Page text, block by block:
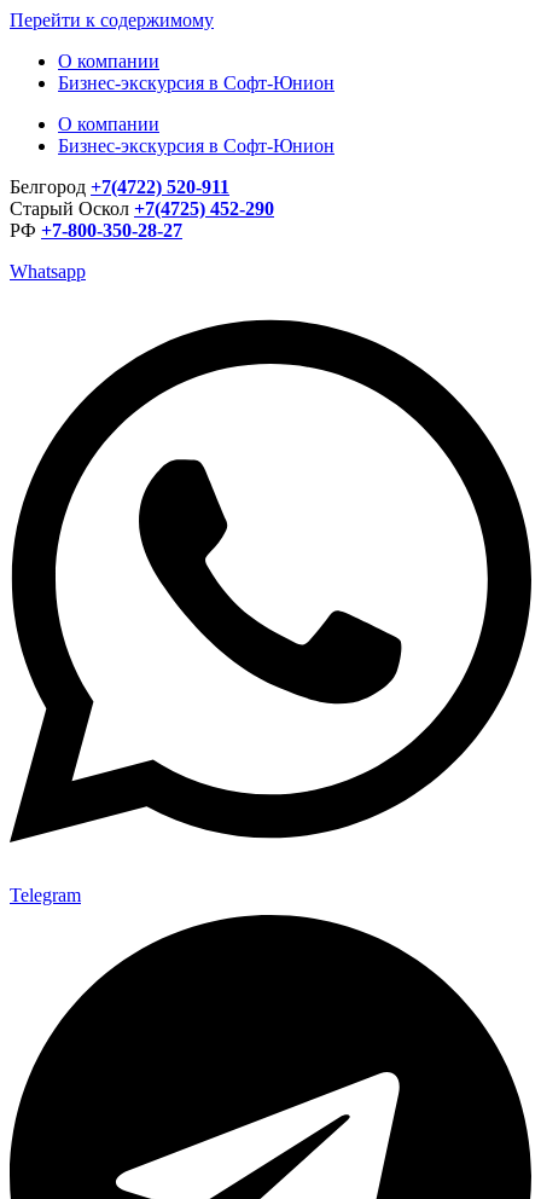
Перейти к содержимому
О компании
Бизнес-экскурсия в Софт-Юнион
О компании
Бизнес-экскурсия в Софт-Юнион
Белгород +7(4722) 520-911
Старый Оскол +7(4725) 452-290
РФ +7-800-350-28-27
Whatsapp
Telegram